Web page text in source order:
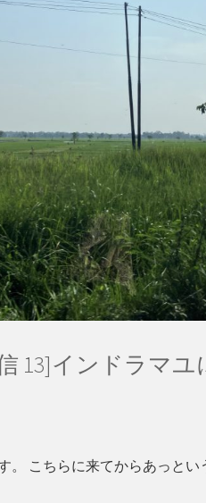
13]インドラマユ
。 こちらに来てからあっとい